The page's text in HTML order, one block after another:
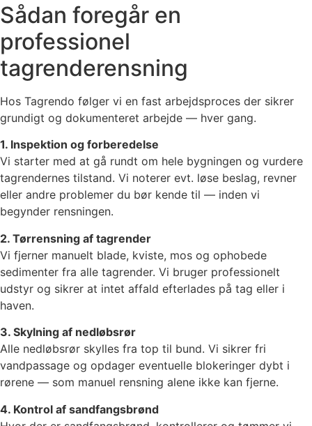
Sådan foregår en
professionel
tagrenderensning
Hos Tagrendo følger vi en fast arbejdsproces der sikrer
grundigt og dokumenteret arbejde — hver gang.
1. Inspektion og forberedelse
Vi starter med at gå rundt om hele bygningen og vurdere
tagrendernes tilstand. Vi noterer evt. løse beslag, revner
eller andre problemer du bør kende til — inden vi
begynder rensningen.
2. Tørrensning af tagrender
Vi fjerner manuelt blade, kviste, mos og ophobede
sedimenter fra alle tagrender. Vi bruger professionelt
udstyr og sikrer at intet affald efterlades på tag eller i
haven.
3. Skylning af nedløbsrør
Alle nedløbsrør skylles fra top til bund. Vi sikrer fri
vandpassage og opdager eventuelle blokeringer dybt i
rørene — som manuel rensning alene ikke kan fjerne.
4. Kontrol af sandfangsbrønd